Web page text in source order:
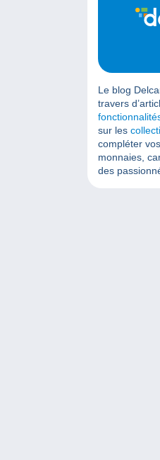
Le blog
travers
sur les
compléter
monnaies,
des